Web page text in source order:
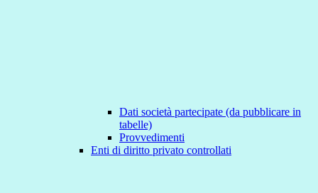
Dati società partecipate (da pubblicare in
tabelle)
Provvedimenti
Enti di diritto privato controllati